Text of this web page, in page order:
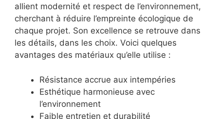
allient modernité et respect de l’environnement,
cherchant à réduire l’empreinte écologique de
chaque projet. Son excellence se retrouve dans
les détails, dans les choix. Voici quelques
avantages des matériaux qu’elle utilise :
Résistance accrue aux intempéries
Esthétique harmonieuse avec
l’environnement
Faible entretien et durabilité